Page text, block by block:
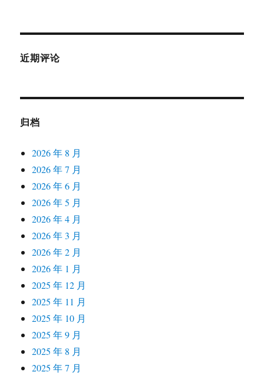
近期评论
归档
2026 年 8 月
2026 年 7 月
2026 年 6 月
2026 年 5 月
2026 年 4 月
2026 年 3 月
2026 年 2 月
2026 年 1 月
2025 年 12 月
2025 年 11 月
2025 年 10 月
2025 年 9 月
2025 年 8 月
2025 年 7 月